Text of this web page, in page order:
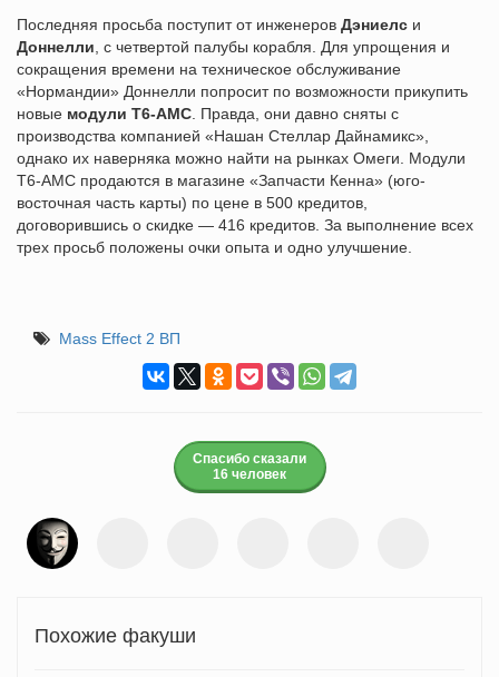
Последняя просьба поступит от инженеров Дэниелс и
Доннелли , с четвертой палубы корабля. Для упрощения и
сокращения времени на техническое обслуживание
«Нормандии» Доннелли попросит по возможности прикупить
новые модули T6-AMC . Правда, они давно сняты с
производства компанией «Нашан Стеллар Дайнамикс»,
однако их наверняка можно найти на рынках Омеги. Модули
T6-AMC продаются в магазине «Запчасти Кенна» (юго-
восточная часть карты) по цене в 500 кредитов,
договорившись о скидке — 416 кредитов. За выполнение всех
трех просьб положены очки опыта и одно улучшение.
Mass Effect 2 ВП
Спасибо сказали
16 человек
Похожие факуши